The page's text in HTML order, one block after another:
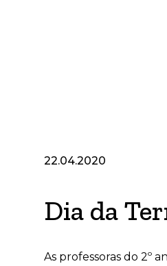
22.04.2020
Dia da
As professoras do 2º